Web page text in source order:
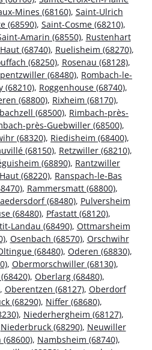
Mines (68160), Saint-Ulrich
(68590), Saint-Cosme (68210),
Amarin (68550), Rustenhart
(68740), Ruelisheim (68270),
(68250), Rosenau (68128),
(68480), Rombach-le-
(68210), Roggenhouse (68740),
(68800), Rixheim (68170),
(68500), Rimbach-près-
près-Guebwiller (68500),
(68320), Riedisheim (68400),
(68150), Retzwiller (68210),
(68890), Rantzwiller
(68220), Ranspach-le-Bas
, Rammersmatt (68800),
(68480), Pulversheim
(68480), Pfastatt (68120),
Landau (68490), Ottmarsheim
, Osenbach (68570), Orschwihr
(68480), Oderen (68830),
, Obermorschwiller (68130),
, Oberlarg (68480),
, Oberentzen (68127), Oberdorf
(68290), Niffer (68680),
, Niederhergheim (68127),
Niederbruck (68290), Neuwiller
, Nambsheim (68740),